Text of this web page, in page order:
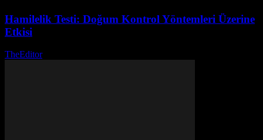
Hamilelik Testi: Doğum Kontrol Yöntemleri Üzerine
Etkisi
TheEditor-